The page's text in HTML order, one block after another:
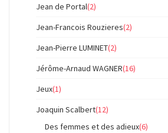
Jean de Portal(2)
Jean-Francois Rouzieres(2)
Jean-Pierre LUMINET(2)
Jérôme-Arnaud WAGNER(16)
Jeux(1)
Joaquin Scalbert(12)
Des femmes et des adieux(6)